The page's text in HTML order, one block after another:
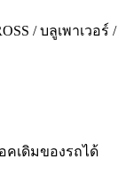
/ บลูเพาเวอร์ /
เดิมของรถได้